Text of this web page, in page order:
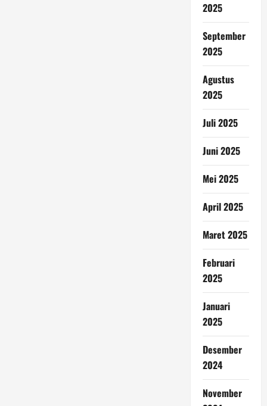
2025
September
2025
Agustus
2025
Juli 2025
Juni 2025
Mei 2025
April 2025
Maret 2025
Februari
2025
Januari
2025
Desember
2024
November